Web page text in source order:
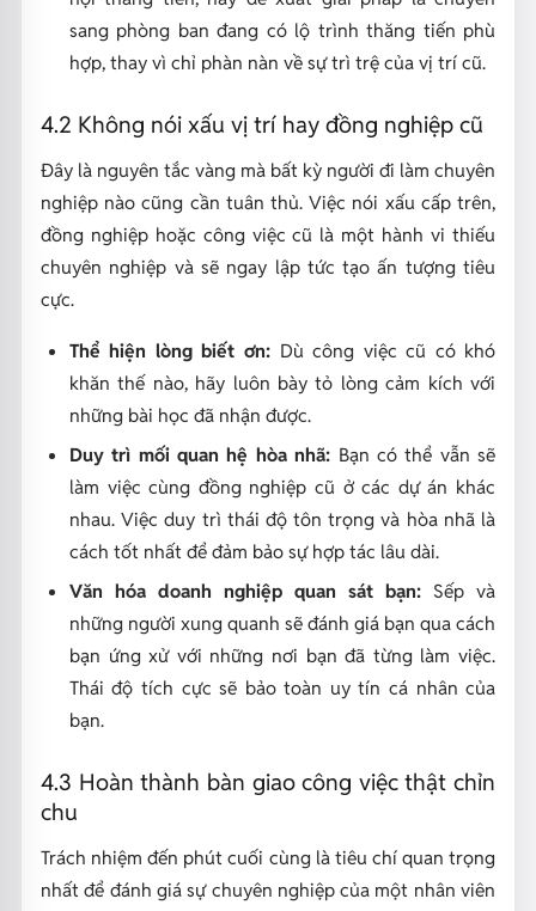
sang phòng ban đang có lộ trình thăng tiến phù
hợp, thay vì chỉ phàn nàn về sự trì trệ của vị trí cũ.
4.2 Không nói xấu vị trí hay đồng nghiệp cũ
Đây là nguyên tắc vàng mà bất kỳ người đi làm chuyên
nghiệp nào cũng cần tuân thủ. Việc nói xấu cấp trên,
đồng nghiệp hoặc công việc cũ là một hành vi thiếu
chuyên nghiệp và sẽ ngay lập tức tạo ấn tượng tiêu
cực.
Thể hiện lòng biết ơn:Dù công việc cũ có khó
khăn thế nào, hãy luôn bày tỏ lòng cảm kích với
những bài học đã nhận được.
Duy trì mối quan hệ hòa nhã: Bạn có thể vẫn sẽ
làm việc cùng đồng nghiệp cũ ở các dự án khác
nhau. Việc duy trì thái độ tôn trọng và hòa nhã là
cách tốt nhất để đảm bảo sự hợp tác lâu dài.
Văn hóa doanh nghiệp quan sát bạn: Sếp và
những người xung quanh sẽ đánh giá bạn qua cách
bạn ứng xử với những nơi bạn đã từng làm việc.
Thái độ tích cực sẽ bảo toàn uy tín cá nhân của
bạn.
4.3 Hoàn thành bàn giao công việc thật chỉn
chu
Trách nhiệm đến phút cuối cùng là tiêu chí quan trọng
nhất để đánh giá sự chuyên nghiệp của một nhân viên